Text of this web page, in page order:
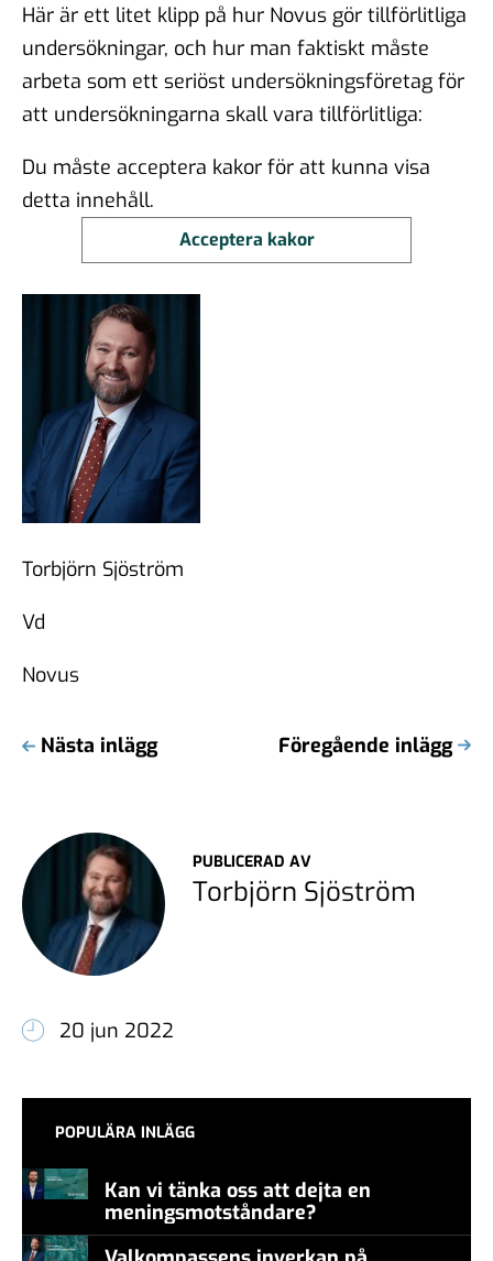
Här är ett litet klipp på hur Novus gör tillförlitliga
undersökningar, och hur man faktiskt måste
arbeta som ett seriöst undersökningsföretag för
att undersökningarna skall vara tillförlitliga:
Du måste acceptera kakor för att kunna visa
detta innehåll.
Acceptera kakor
Torbjörn Sjöström
Vd
Novus
Nästa inlägg Föregående inlägg
PUBLICERAD AV
Torbjörn Sjöström
20 jun 2022
POPULÄRA INLÄGG
Kan vi tänka oss att dejta en
meningsmotståndare?